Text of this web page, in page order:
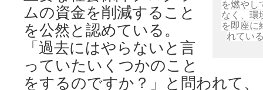
を燃やし
なく、環
を即座に
れてい
ムの資金を削減すること
を公然と認めている。
「過去にはやらないと言
っていたいくつかのこと
をするのですか？」と問われて